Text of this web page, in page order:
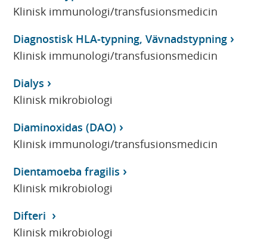
Klinisk immunologi/transfusionsmedicin
Diagnostisk HLA-typning, Vävnadstypning
Klinisk immunologi/transfusionsmedicin
Dialys
Klinisk mikrobiologi
Diaminoxidas (DAO)
Klinisk immunologi/transfusionsmedicin
Dientamoeba fragilis
Klinisk mikrobiologi
Difteri
Klinisk mikrobiologi